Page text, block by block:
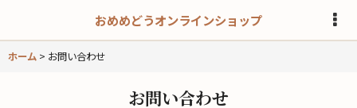
おめめどうオンラインショップ
ホーム > お問い合わせ
お問い合わせ